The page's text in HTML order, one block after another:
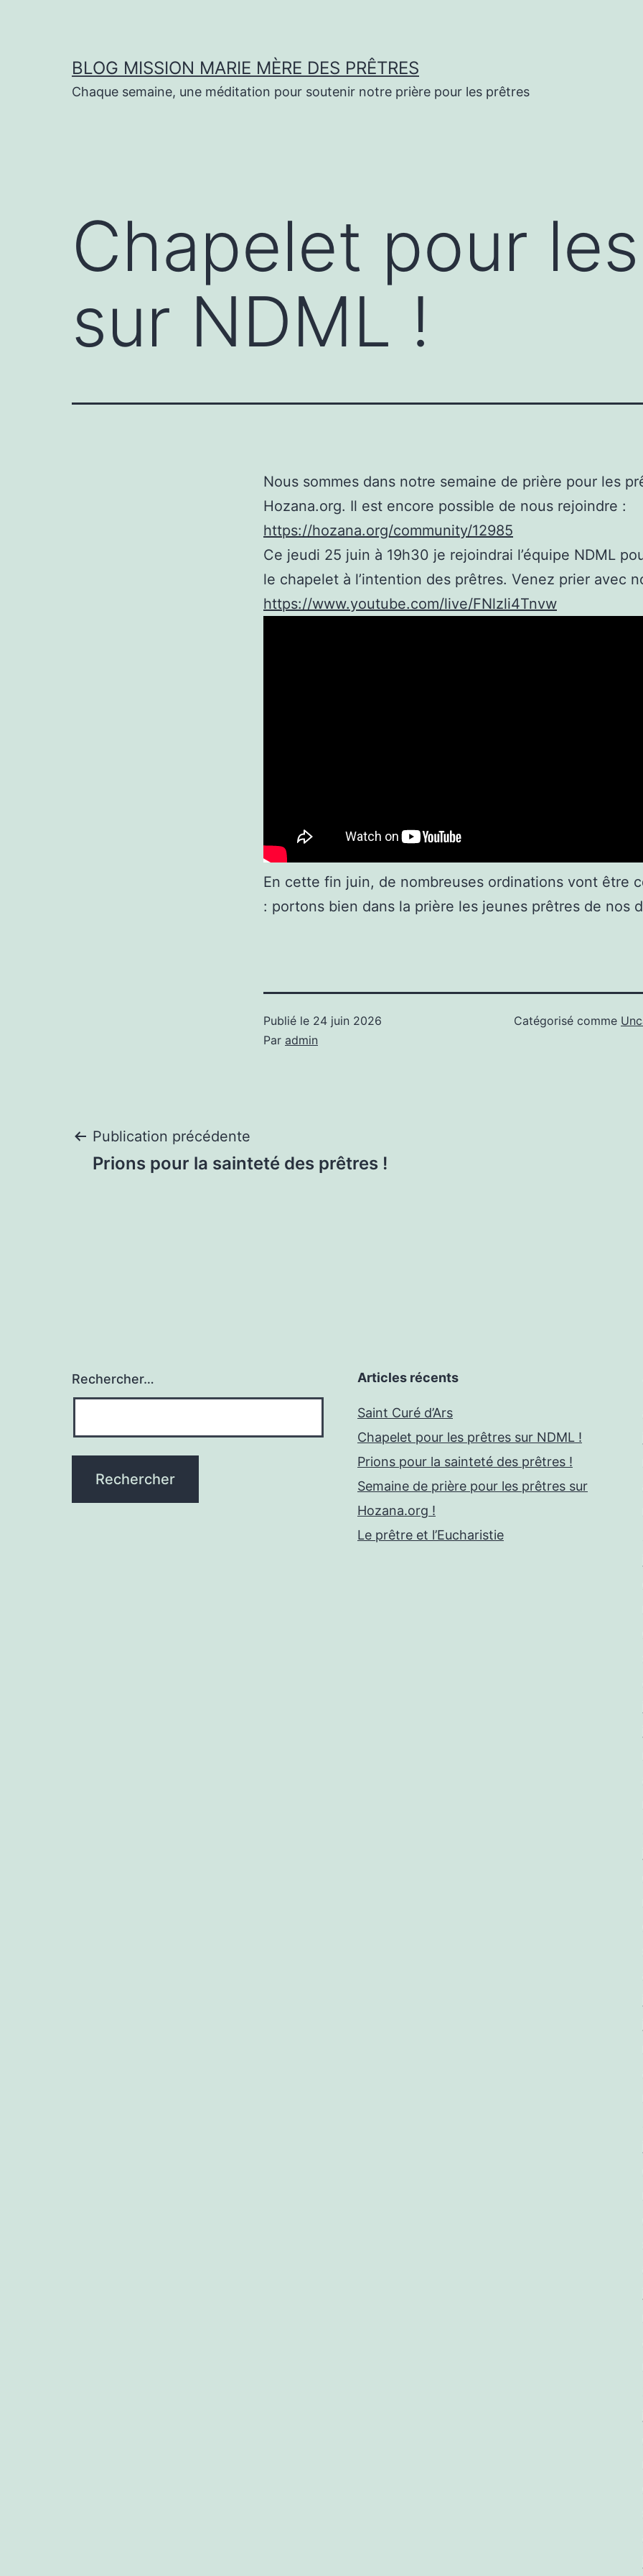
BLOG MISSION MARIE MÈRE DES PRÊTRES
Chaque semaine, une méditation pour soutenir notre prière pour les prêtres
Chapelet pour
sur NDML !
Nous sommes dans notre semaine de prière pour les
Hozana.org. Il est encore possible de nous rejoindre :
https://hozana.org/community/12985
Ce jeudi 25 juin à 19h30 je rejoindrai l’équipe NDML
le chapelet à l’intention des prêtres. Venez prier avec
https://www.youtube.com/live/FNlzli4Tnvw
En cette fin juin, de nombreuses ordinations vont être
: portons bien dans la prière les jeunes prêtres de nos
Publié le 24 juin 2026
Par admin
Catégorisé comme
Navigation
Publication précédente
Prions pour la sainteté des prêtres !
Rechercher… Articles récents
Saint Curé d’Ars
Chapelet pour les prêtres sur NDML !
Prions pour la sainteté des prêtres !
Semaine de prière pour les prêtres sur
Hozana.org !
Le prêtre et l’Eucharistie